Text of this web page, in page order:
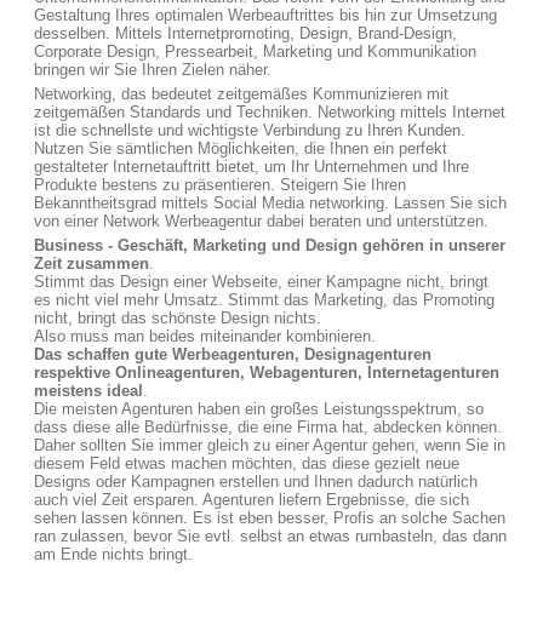
Gestaltung Ihres optimalen Werbeauftrittes bis hin zur Umsetzung
desselben. Mittels Internetpromoting, Design, Brand-Design,
Corporate Design, Pressearbeit, Marketing und Kommunikation
bringen wir Sie Ihren Zielen näher.
Networking, das bedeutet zeitgemäßes Kommunizieren mit
zeitgemäßen Standards und Techniken. Networking mittels Internet
ist die schnellste und wichtigste Verbindung zu Ihren Kunden.
Nutzen Sie sämtlichen Möglichkeiten, die Ihnen ein perfekt
gestalteter Internetauftritt bietet, um Ihr Unternehmen und Ihre
Produkte bestens zu präsentieren. Steigern Sie Ihren
Bekanntheitsgrad mittels Social Media networking. Lassen Sie sich
von einer Network Werbeagentur dabei beraten und unterstützen.
Business - Geschäft, Marketing und Design gehören in unserer
Zeit zusammen.
Stimmt das Design einer Webseite, einer Kampagne nicht, bringt
es nicht viel mehr Umsatz. Stimmt das Marketing, das Promoting
nicht, bringt das schönste Design nichts.
Also muss man beides miteinander kombinieren.
Das schaffen gute Werbeagenturen, Designagenturen
respektive Onlineagenturen, Webagenturen, Internetagenturen
meistens ideal .
Die meisten Agenturen haben ein großes Leistungsspektrum, so
dass diese alle Bedürfnisse, die eine Firma hat, abdecken können.
Daher sollten Sie immer gleich zu einer Agentur gehen, wenn Sie in
diesem Feld etwas machen möchten, das diese gezielt neue
Designs oder Kampagnen erstellen und Ihnen dadurch natürlich
auch viel Zeit ersparen. Agenturen liefern Ergebnisse, die sich
sehen lassen können. Es ist eben besser, Profis an solche Sachen
ran zulassen, bevor Sie evtl. selbst an etwas rumbasteln, das dann
am Ende nichts bringt.